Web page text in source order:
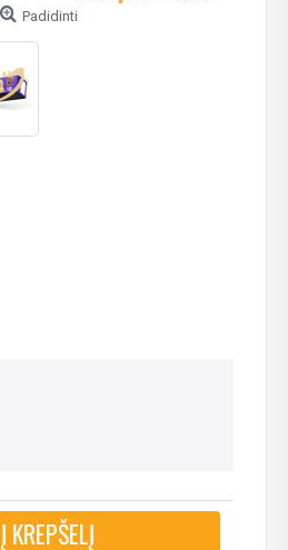
Padidinti
Į KREPŠELĮ